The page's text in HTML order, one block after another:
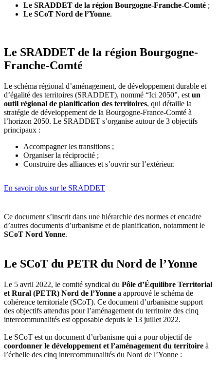
Le SRADDET de la région Bourgogne-Franche-Comté ;
Le SCoT Nord de l’Yonne.
Le SRADDET de la région Bourgogne-
Franche-Comté
Le schéma régional d’aménagement, de développement durable et
d’égalité des territoires (SRADDET), nommé “Ici 2050”, est un
outil régional de planification des territoires, qui détaille la
stratégie de développement de la Bourgogne-France-Comté à
l’horizon 2050. Le SRADDET s’organise autour de 3 objectifs
principaux :
Accompagner les transitions ;
Organiser la réciprocité ;
Construire des alliances et s’ouvrir sur l’extérieur.
En savoir plus sur le SRADDET
Ce document s’inscrit dans une hiérarchie des normes et encadre
d’autres documents d’urbanisme et de planification, notamment le
SCoT Nord Yonne.
Le SCoT du PETR du Nord de l’Yonne
Le 5 avril 2022, le comité syndical du Pôle d’Équilibre Territorial
et Rural (PETR) Nord de l’Yonne a approuvé le schéma de
cohérence territoriale (SCoT). Ce document d’urbanisme support
des objectifs attendus pour l’aménagement du territoire des cinq
intercommunalités est opposable depuis le 13 juillet 2022.
Le SCoT est un document d’urbanisme qui a pour objectif de
coordonner le développement et l’aménagement du territoire à
l’échelle des cinq intercommunalités du Nord de l’Yonne :